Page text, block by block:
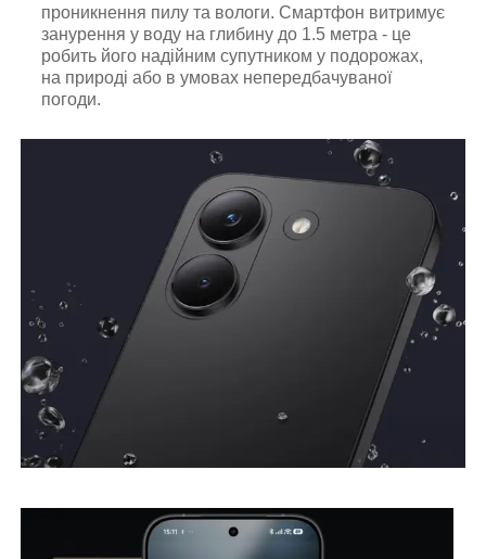
проникнення пилу та вологи. Смартфон витримує
занурення у воду на глибину до 1.5 метра - це
робить його надійним супутником у подорожах,
на природі або в умовах непередбачуваної
погоди.